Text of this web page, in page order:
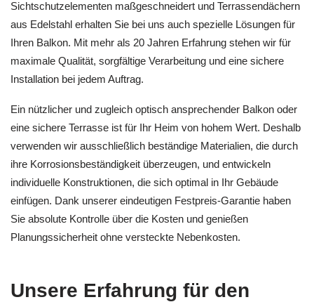
Sichtschutzelementen maßgeschneidert und Terrassendächern
aus Edelstahl erhalten Sie bei uns auch spezielle Lösungen für
Ihren Balkon. Mit mehr als 20 Jahren Erfahrung stehen wir für
maximale Qualität, sorgfältige Verarbeitung und eine sichere
Installation bei jedem Auftrag.
Ein nützlicher und zugleich optisch ansprechender Balkon oder
eine sichere Terrasse ist für Ihr Heim von hohem Wert. Deshalb
verwenden wir ausschließlich beständige Materialien, die durch
ihre Korrosionsbeständigkeit überzeugen, und entwickeln
individuelle Konstruktionen, die sich optimal in Ihr Gebäude
einfügen. Dank unserer eindeutigen Festpreis-Garantie haben
Sie absolute Kontrolle über die Kosten und genießen
Planungssicherheit ohne versteckte Nebenkosten.
Unsere Erfahrung für den